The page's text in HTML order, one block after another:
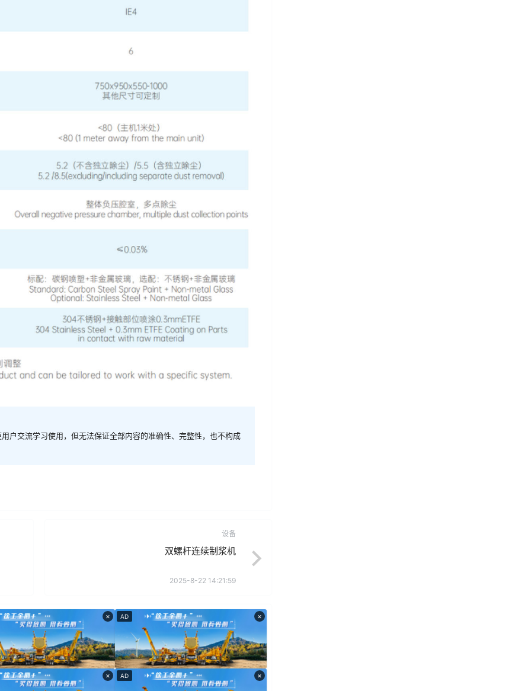
户交流学习使用，但无法保证全部内容的准确性、完整性，也不构成
设备
双螺杆连续制浆机
2025-8-22 14:21:59
× ×
AD
× ×
AD